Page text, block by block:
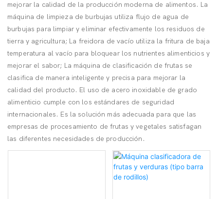
mejorar la calidad de la producción moderna de alimentos. La
máquina de limpieza de burbujas utiliza flujo de agua de
burbujas para limpiar y eliminar efectivamente los residuos de
tierra y agricultura; La freidora de vacío utiliza la fritura de baja
temperatura al vacío para bloquear los nutrientes alimenticios y
mejorar el sabor; La máquina de clasificación de frutas se
clasifica de manera inteligente y precisa para mejorar la
calidad del producto. El uso de acero inoxidable de grado
alimenticio cumple con los estándares de seguridad
internacionales. Es la solución más adecuada para que las
empresas de procesamiento de frutas y vegetales satisfagan
las diferentes necesidades de producción.